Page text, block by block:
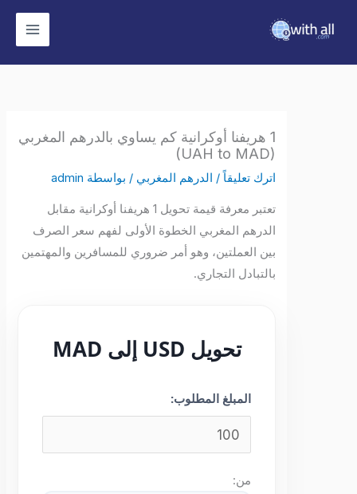
1 هريفنا أوكرانية كم يساوي بالدرهم المغربي
اترك تعليقاً /الدرهم المغربي/ بواسطة admin
تعتبر معرفة قيمة تحويل 1 هريفنا أوكرانية مقابل
الدرهم المغربي الخطوة الأولى لفهم سعر الصرف
بين العملتين، وهو أمر ضروري للمسافرين والمهتمين
بالتبادل التجاري.
تحويل USD إلى MAD
المبلغ المطلوب: